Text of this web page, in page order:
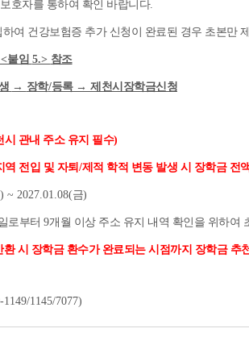
호자를 통하여 확인 바랍니다.
여 건강보험증 추가 신청이 완료된 경우 초본만
<붙임 5.> 참조
→ 장학/등록 → 제천시장학금신청
시 관내 주소 유지 필수)
역 전입 및 자퇴/제적 학적 변동 발생 시 장학금 전액
) ~ 2027.01.08(금)
로부터9개월 이상 주소 유지 내역 확인을 위하여
환 시 장학금 환수가 완료되는 시점까지 장학금
1149/1145/7077)